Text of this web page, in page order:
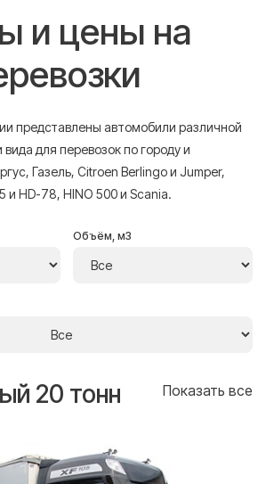
и цены на
представлены автомобили различной
для перевозок по городу и
Газель, Citroen Berlingo и Jumper,
и HD-78, HINO 500 и Scania.
Объём, м3
20 тонн Показать все